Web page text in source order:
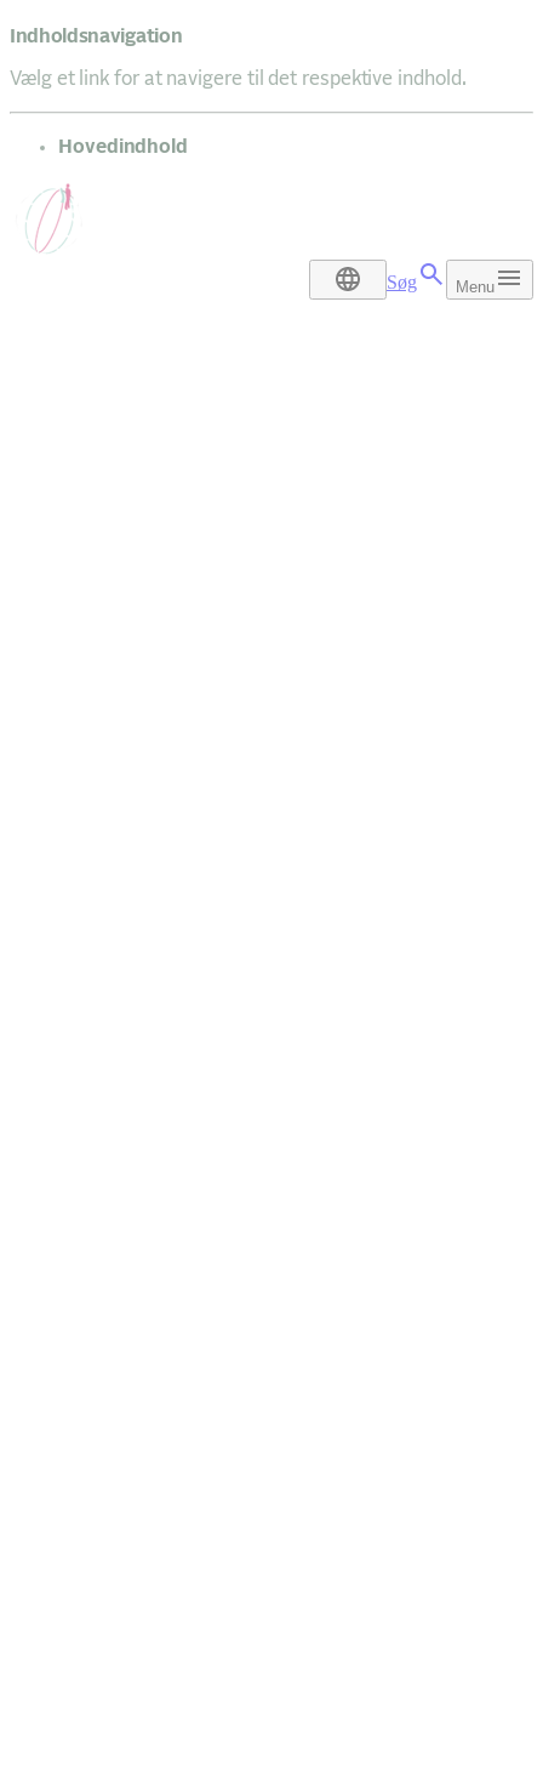
Indholdsnavigation
Vælg et link for at navigere til det respektive indhold.
gå til
Hovedindhold
DA Søg Menu